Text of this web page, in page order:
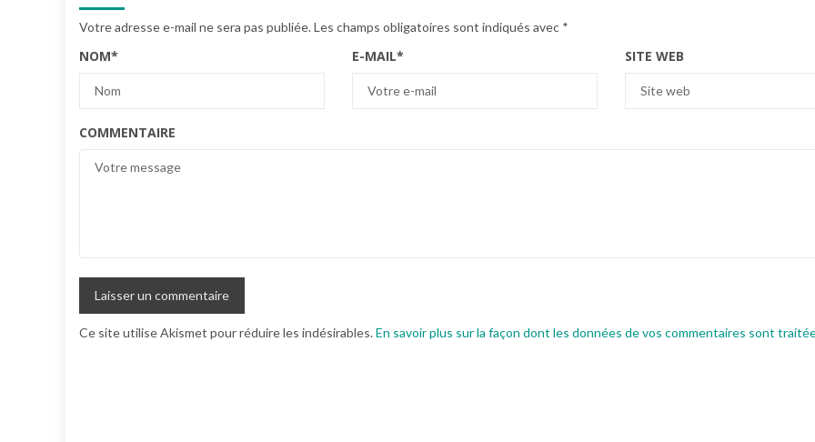
Votre adresse e-mail ne sera pas publiée.Les champs obligatoires sont indiqués avec *
NOM* E-MAIL* SITE WEB
COMMENTAIRE
Ce site utilise Akismet pour réduire les indésirables.En savoir plus sur la façon dont les données de vos commentaires sont